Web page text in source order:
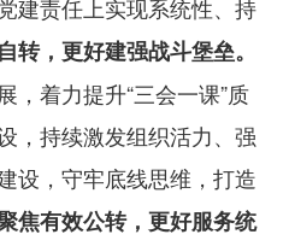
建责任上实现系统性、持
转，更好建强战斗堡垒。
，着力提升“三会一课”质
，持续激发组织活力、强
设，守牢底线思维，打造
焦有效公转，更好服务统